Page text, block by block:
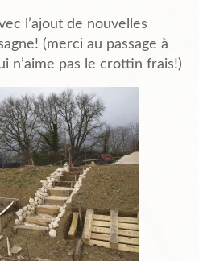
l’ajout de nouvelles
(merci au passage à
n’aime pas le crottin frais!)